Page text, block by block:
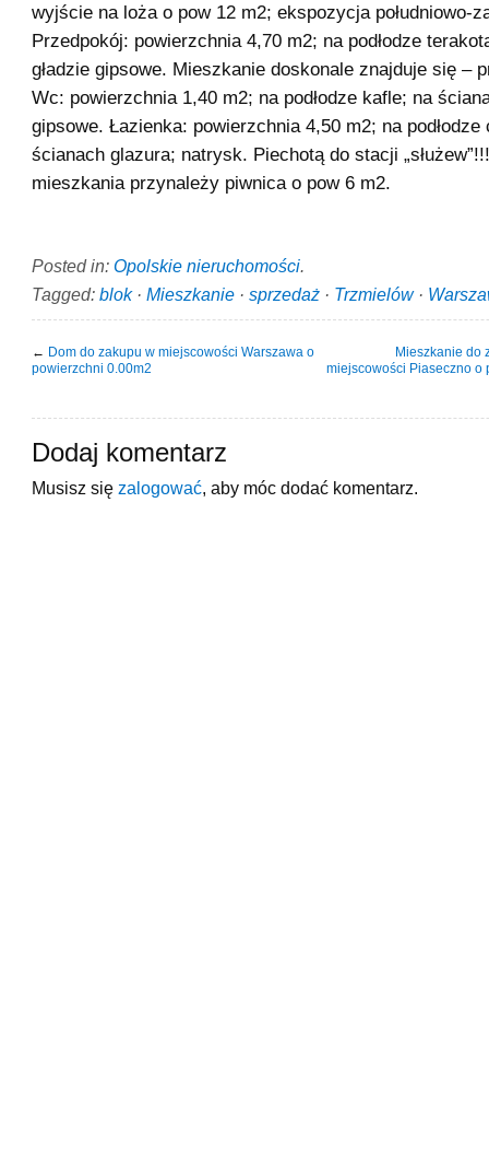
wyjście na loża o pow 12 m2; ekspozycja południowo-
Przedpokój: powierzchnia 4,70 m2; na podłodze
gładzie gipsowe. Mieszkanie doskonale znajduje się –
Wc: powierzchnia 1,40 m2; na podłodze kafle; na
gipsowe. Łazienka: powierzchnia 4,50 m2; na podłodze
ścianach glazura; natrysk. Piechotą do stacji
mieszkania przynależy piwnica o pow 6 m2.
Posted in: Opolskie nieruchomości.
Tagged: blok· Mieszkanie · sprzedaż · Trzmielów·
← Dom do zakupu w miejscowości Warszawa o
powierzchni 0.00m2
Mieszkanie do
miejscowości Piaseczno o
Dodaj komentarz
Musisz się zalogować , aby móc dodać komentarz.